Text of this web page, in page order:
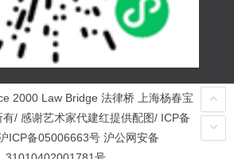
2000 Law Bridge 法律桥 上海杨春宝
/ 感谢艺术家代建红提供配图/ ICP备
ICP备05006663号 沪公网安备